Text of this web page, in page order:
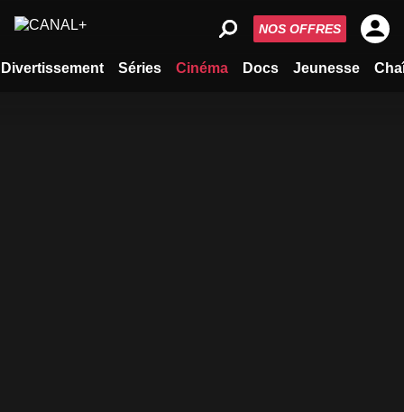
Divertissement Séries Cinéma Docs Jeunesse
NOS OFFRES